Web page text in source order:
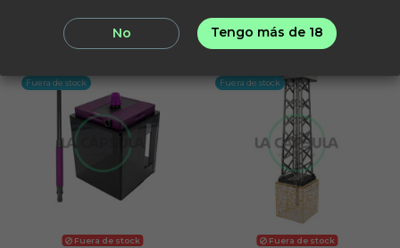
¡En oferta!
Fuera de stock
Fuera de stock
¡En oferta!
Fuera de stock
Fuera de stock
No Tengo más de 18